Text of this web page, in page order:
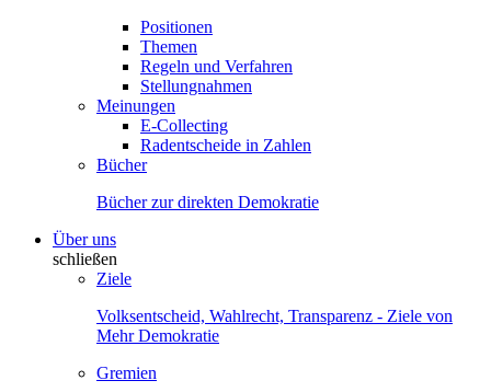
Positionen
Themen
Regeln und Verfahren
Stellungnahmen
Meinungen
E-Collecting
Radentscheide in Zahlen
Bücher
Bücher zur direkten Demokratie
Über uns
schließen
Ziele
Volksentscheid, Wahlrecht, Transparenz - Ziele von
Mehr Demokratie
Gremien